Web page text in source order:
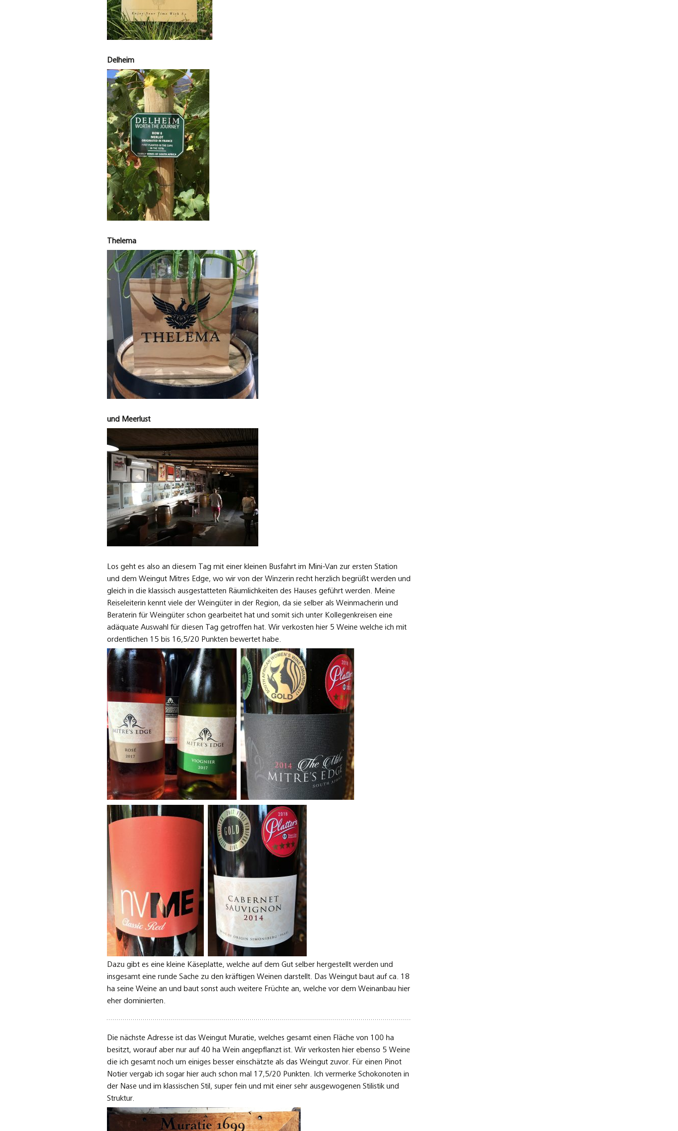
Delheim
Thelema
und Meerlust
Los geht es also an diesem Tag mit einer kleinen Busfahrt im Mini-Van zur ersten Station
und dem Weingut Mitres Edge, wo wir von der Winzerin recht herzlich begrüßt werden und
gleich in die klassisch ausgestatteten Räumlichkeiten des Hauses geführt werden. Meine
Reiseleiterin kennt viele der Weingüter in der Region, da sie selber als Weinmacherin und
Beraterin für Weingüter schon gearbeitet hat und somit sich unter Kollegenkreisen eine
adäquate Auswahl für diesen Tag getroffen hat. Wir verkosten hier 5 Weine welche ich mit
ordentlichen 15 bis 16,5/20 Punkten bewertet habe.
Dazu gibt es eine kleine Käseplatte, welche auf dem Gut selber hergestellt werden und
insgesamt eine runde Sache zu den kräftigen Weinen darstellt. Das Weingut baut auf ca. 18
ha seine Weine an und baut sonst auch weitere Früchte an, welche vor dem Weinanbau hier
eher dominierten.
Die nächste Adresse ist das Weingut Muratie, welches gesamt einen Fläche von 100 ha
besitzt, worauf aber nur auf 40 ha Wein angepflanzt ist. Wir verkosten hier ebenso 5 Weine
die ich gesamt noch um einiges besser einschätzte als das Weingut zuvor. Für einen Pinot
Notier vergab ich sogar hier auch schon mal 17,5/20 Punkten. Ich vermerke Schokonoten in
der Nase und im klassischen Stil, super fein und mit einer sehr ausgewogenen Stilistik und
Struktur.